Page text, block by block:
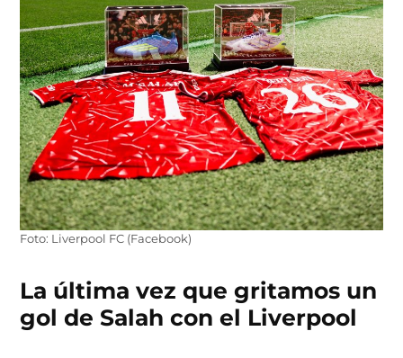
Foto: Liverpool FC (Facebook)
La última vez que gritamos un
gol de Salah con el Liverpool